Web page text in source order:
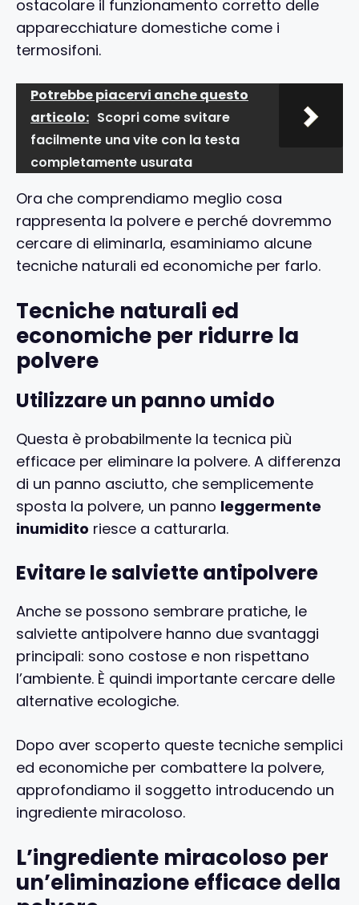
ostacolare il funzionamento corretto delle
apparecchiature domestiche come i
termosifoni.
Potrebbe piacervi anche questo
articolo: Scopri come svitare
facilmente una vite con la testa
completamente usurata
Ora che comprendiamo meglio cosa
rappresenta la polvere e perché dovremmo
cercare di eliminarla, esaminiamo alcune
tecniche naturali ed economiche per farlo.
Tecniche naturali ed
economiche per ridurre la
polvere
Utilizzare un panno umido
Questa è probabilmente la tecnica più
efficace per eliminare la polvere. A differenza
di un panno asciutto, che semplicemente
sposta la polvere, un panno leggermente
inumidito riesce a catturarla.
Evitare le salviette antipolvere
Anche se possono sembrare pratiche, le
salviette antipolvere hanno due svantaggi
principali: sono costose e non rispettano
l’ambiente. È quindi importante cercare delle
alternative ecologiche.
Dopo aver scoperto queste tecniche semplici
ed economiche per combattere la polvere,
approfondiamo il soggetto introducendo un
ingrediente miracoloso.
L’ingrediente miracoloso per
un’eliminazione efficace della